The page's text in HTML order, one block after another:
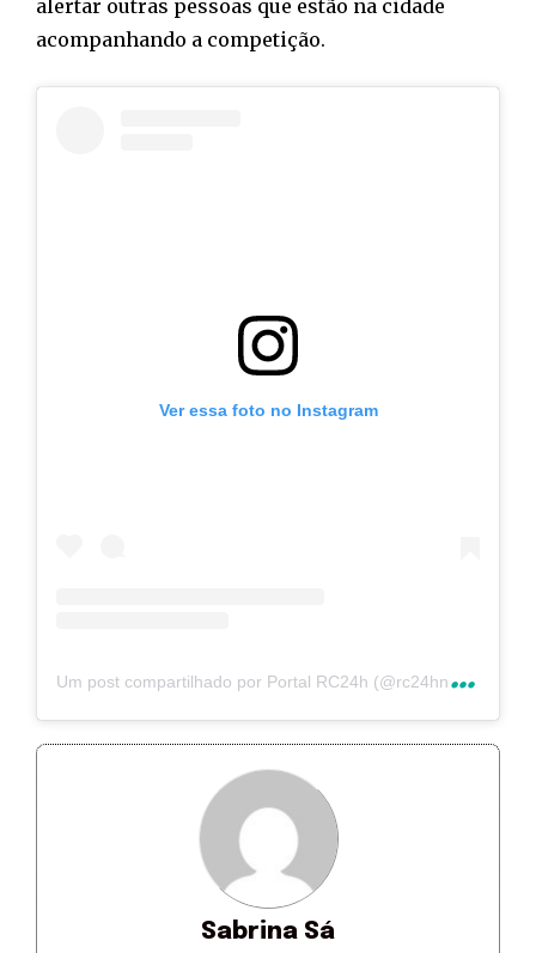
alertar outras pessoas que estão na cidade
acompanhando a competição.
Ver essa foto no Instagram
U
m post compartilhado por Portal RC24h (@rc24hnoticias)
Sabrina Sá